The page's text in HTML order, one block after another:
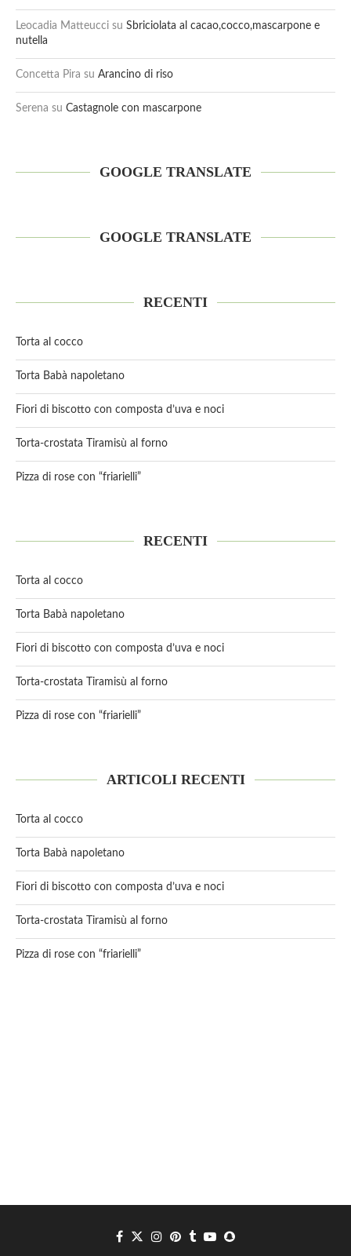
Leocadia Matteucci su Sbriciolata al cacao,cocco,mascarpone e
nutella
Concetta Pira su Arancino di riso
Serena su Castagnole con mascarpone
GOOGLE TRANSLATE
GOOGLE TRANSLATE
RECENTI
Torta al cocco
Torta Babà napoletano
Fiori di biscotto con composta d’uva e noci
Torta-crostata Tiramisù al forno
Pizza di rose con “friarielli”
RECENTI
Torta al cocco
Torta Babà napoletano
Fiori di biscotto con composta d’uva e noci
Torta-crostata Tiramisù al forno
Pizza di rose con “friarielli”
ARTICOLI RECENTI
Torta al cocco
Torta Babà napoletano
Fiori di biscotto con composta d’uva e noci
Torta-crostata Tiramisù al forno
Pizza di rose con “friarielli”